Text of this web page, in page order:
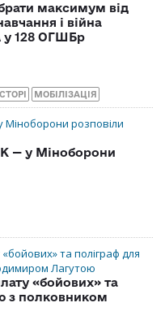
максимум від
і війна
у 128 ОГШБр
МОБІЛІЗАЦІЯ
— у Міноборони
«бойових» та
з полковником